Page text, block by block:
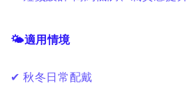
🌤適用情境
✔ 秋冬日常配戴